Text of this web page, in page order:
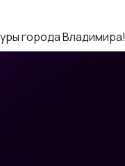
города Владимира!